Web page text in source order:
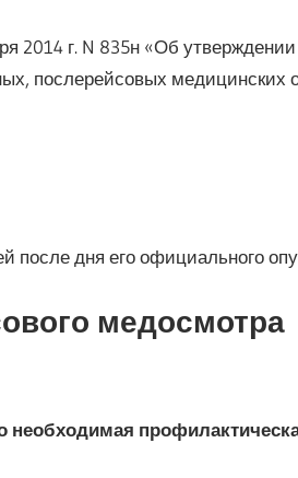
2014 г. N 835н «Об
послерейсовых медицинских
после дня его официального
медосмотра
необходимая